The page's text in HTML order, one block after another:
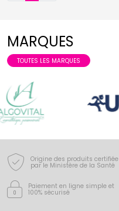
MARQUES
TOUTES LES MARQUES
Origine des produits certifiée
par le Ministère de la Santé
Paiement en ligne simple et
100% sécurisé